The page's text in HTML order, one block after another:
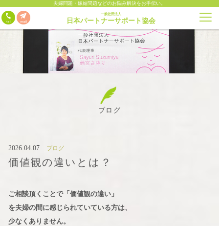
夫婦問題・嫁姑問題などのお悩み解決をお手伝い。
一般社団法人
日本パートナーサポート協会
ブログ
2026.04.07 ブログ
価値観の違いとは？
ご相談頂くことで「価値観の違い」
を夫婦の間に感じられていている方は、
少なくありません。